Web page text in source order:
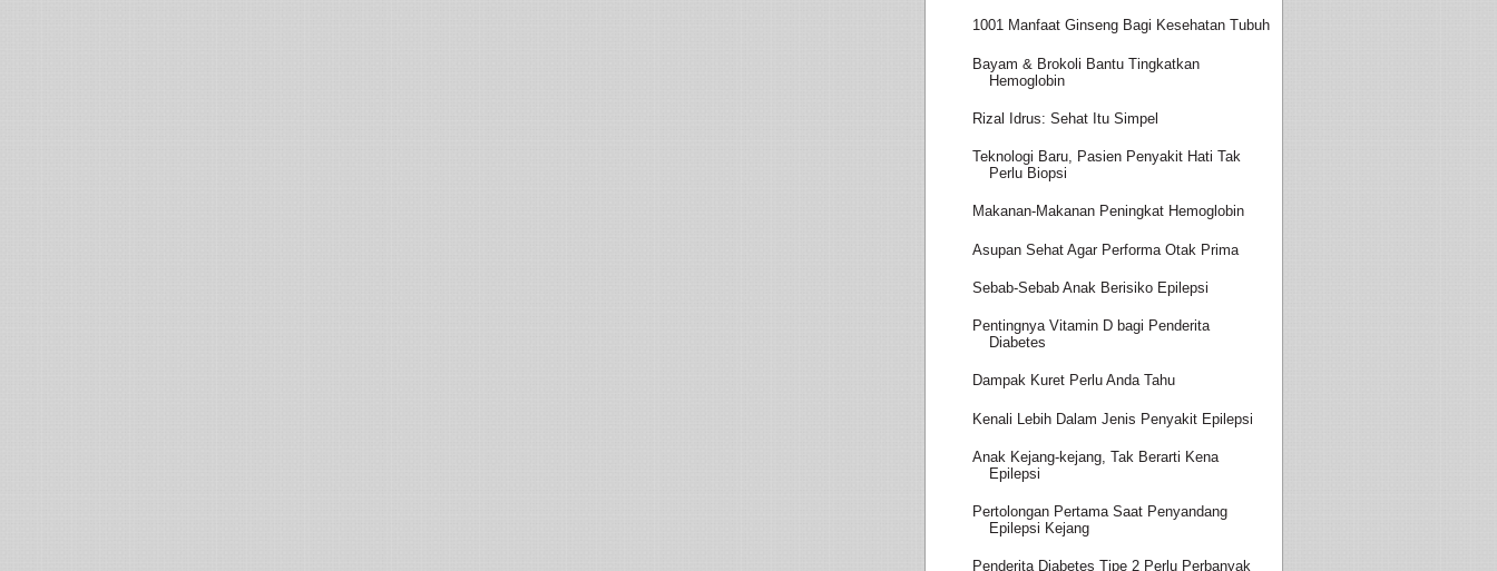
1001 Manfaat Ginseng Bagi Kesehatan Tubuh
Bayam & Brokoli Bantu Tingkatkan
Hemoglobin
Rizal Idrus: Sehat Itu Simpel
Teknologi Baru, Pasien Penyakit Hati Tak
Perlu Biopsi
Makanan-Makanan Peningkat Hemoglobin
Asupan Sehat Agar Performa Otak Prima
Sebab-Sebab Anak Berisiko Epilepsi
Pentingnya Vitamin D bagi Penderita
Diabetes
Dampak Kuret Perlu Anda Tahu
Kenali Lebih Dalam Jenis Penyakit Epilepsi
Anak Kejang-kejang, Tak Berarti Kena
Epilepsi
Pertolongan Pertama Saat Penyandang
Epilepsi Kejang
Penderita Diabetes Tipe 2 Perlu Perbanyak